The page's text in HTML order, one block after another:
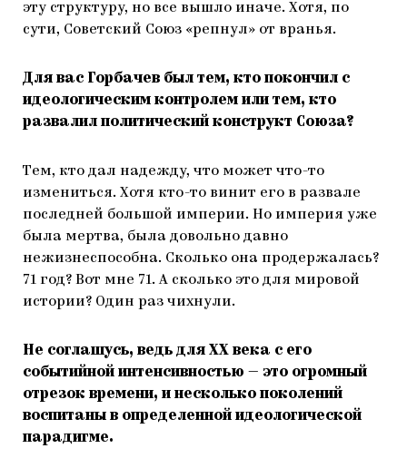
эту структуру, но все вышло иначе. Хотя, по
сути, Советский Союз «репнул» от вранья.
Для вас Горбачев был тем, кто покончил с
идеологическим контролем или тем, кто
развалил политический конструкт Союза?
Тем, кто дал надежду, что может что-то
измениться. Хотя кто-то винит его в развале
последней большой империи. Но империя уже
была мертва, была довольно давно
нежизнеспособна. Сколько она продержалась?
71 год? Вот мне 71. А сколько это для мировой
истории? Один раз чихнули.
Не соглашусь, ведь для ХХ века с его
событийной интенсивностью — это огромный
отрезок времени, и несколько поколений
воспитаны в определенной идеологической
парадигме.